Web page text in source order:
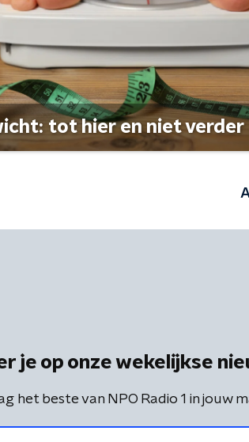
tot hier en niet verder
je op onze wekelijkse
het beste van NPO Radio 1 in jouw